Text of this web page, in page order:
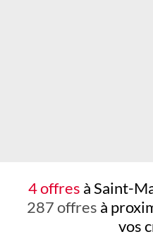
4 offres à Saint-
287 offres à
vos